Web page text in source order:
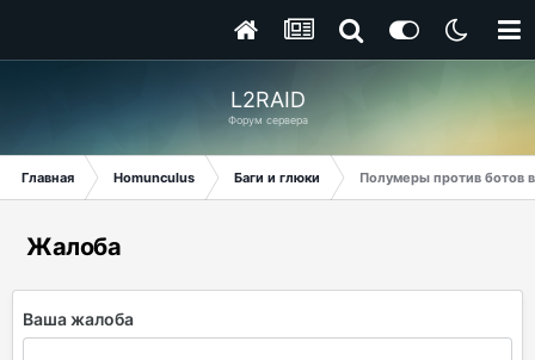
L2RAID
Форум сервера
Главная Homunculus Баги и глюки Полумеры против ботов
Жалоба
Ваша жалоба